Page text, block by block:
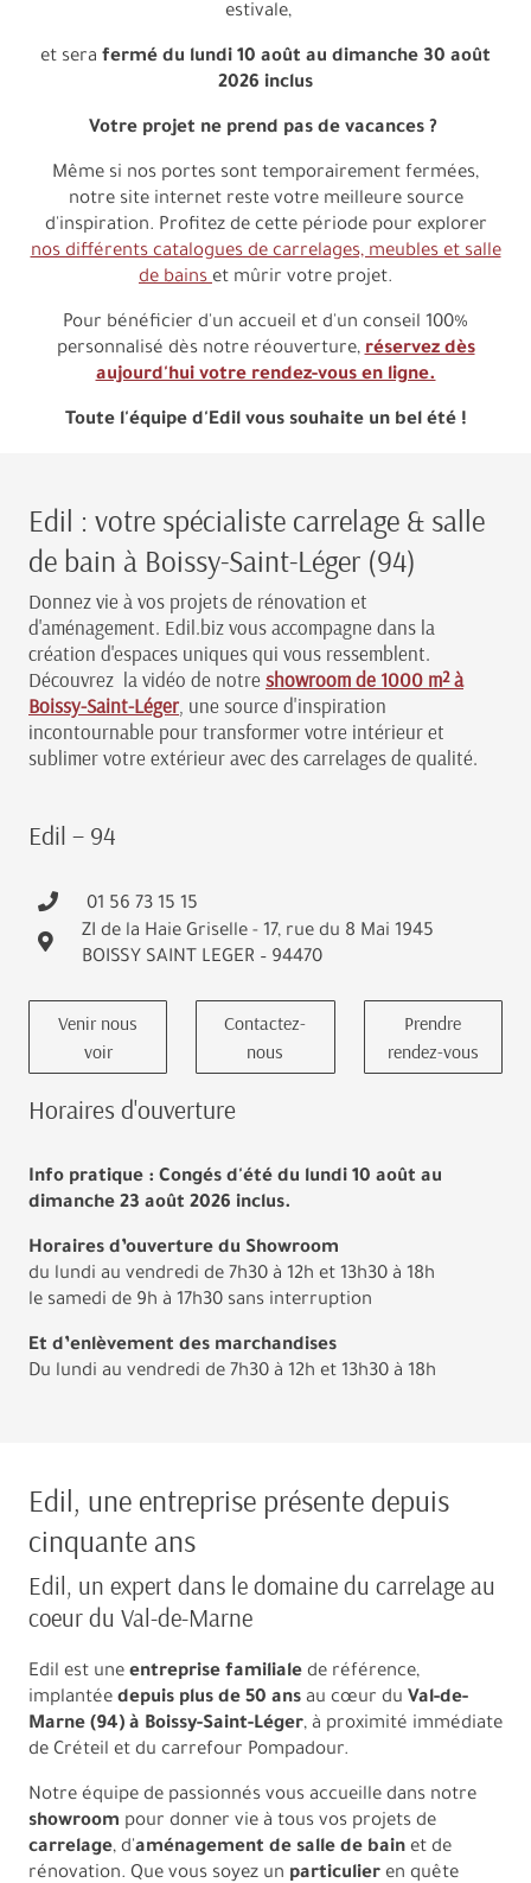
estivale,
et sera fermé du lundi 10 août au dimanche 30 août
2026 inclus
Votre projet ne prend pas de vacances ?
Même si nos portes sont temporairement fermées,
notre site internet reste votre meilleure source
d'inspiration. Profitez de cette période pour explorer
nos différents catalogues de carrelages, meubles et salle
de bainset mûrir votre projet.
Pour bénéficier d'un accueil et d'un conseil 100%
personnalisé dès notre réouverture,réservez dès
aujourd'hui votre rendez-vous en ligne.
Toute l'équipe d'Edil vous souhaite un bel été !
Edil : votre spécialiste carrelage & salle
de bain à Boissy-Saint-Léger (94)
Donnez vie à vos projets de rénovation et
d'aménagement. Edil.biz vous accompagne dans la
création d'espaces uniques qui vous ressemblent.
Découvrez la vidéo de notre showroom de 1000 m² à
Boissy-Saint-Léger , une source d'inspiration
incontournable pour transformer votre intérieur et
sublimer votre extérieur avec des carrelages de qualité.
Edil – 94
01 56 73 15 15
ZI de la Haie Griselle - 17, rue du 8 Mai 1945
BOISSY SAINT LEGER – 94470
Venir nous
voir
Contactez-
nous
Prendre
rendez-vous
Horaires d'ouverture
Info pratique : Congés d'été du lundi 10 août au
dimanche 23 août 2026 inclus.
Horaires d’ouverture du Showroom
du lundi au vendredi de 7h30 à 12h et 13h30 à 18h
le samedi de 9h à 17h30 sans interruption
Et d’enlèvement des marchandises
Du lundi au vendredi de 7h30 à 12h et 13h30 à 18h
Edil, une entreprise présente depuis
cinquante ans
Edil, un expert dans le domaine du carrelage au
coeur du Val-de-Marne
Edil est une entreprise familiale de référence,
implantée depuis plus de 50 ans au cœur du Val-de-
Marne (94) à Boissy-Saint-Léger, à proximité immédiate
de Créteil et du carrefour Pompadour.
Notre équipe de passionnés vous accueille dans notre
showroom pour donner vie à tous vos projets de
carrelage, d'aménagement de salle de bain et de
rénovation. Que vous soyez un particulier en quête